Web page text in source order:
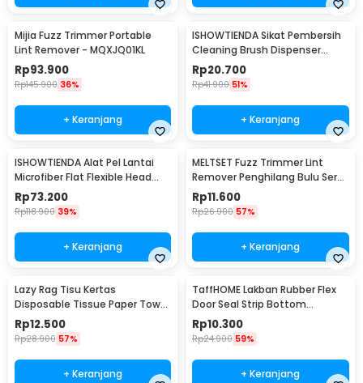
Mijia Fuzz Trimmer Portable
Lint Remover - MQXJQ01KL
Rp93.900
Rp145.900 36%
+ Keranjang
ISHOWTIENDA Sikat Pembersih
Cleaning Brush Dispenser
Sabun Air - S0026
Rp20.700
Rp41.900 51%
+ Keranjang
ISHOWTIENDA Alat Pel Lantai
Microfiber Flat Flexible Head
with Bucket - FMI60
Rp73.200
Rp118.900 39%
+ Keranjang
MELTSET Fuzz Trimmer Lint
Remover Penghilang Bulu Serat
Kain - CV8805
Rp11.600
Rp26.900 57%
+ Keranjang
Lazy Rag Tisu Kertas
Disposable Tissue Paper Towel
1 Roll (50 Helai) - MB104P
Rp12.500
Rp28.900 57%
+ Keranjang
TaffHOME Lakban Rubber Flex
Door Seal Strip Bottom
Waterproof 25mmx5M - TP39
Rp10.300
Rp24.900 59%
+ Keranjang